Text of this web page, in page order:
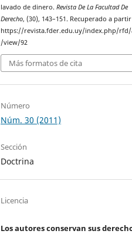
lavado de dinero.Revista De La Facultad De
Derecho, (30), 143–151. Recuperado a
https://revista.fder.edu.uy/index.php/
/view/92
Más formatos de cita
Número
Núm. 30 (2011)
Sección
Doctrina
Licencia
Los autores conservan sus